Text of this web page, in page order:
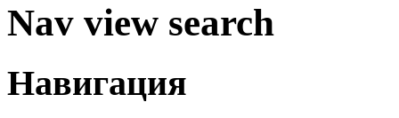
Nav view search
Навигация